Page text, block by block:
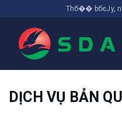
Thб�� bбєЈy,
DỊCH VỤ BẢN